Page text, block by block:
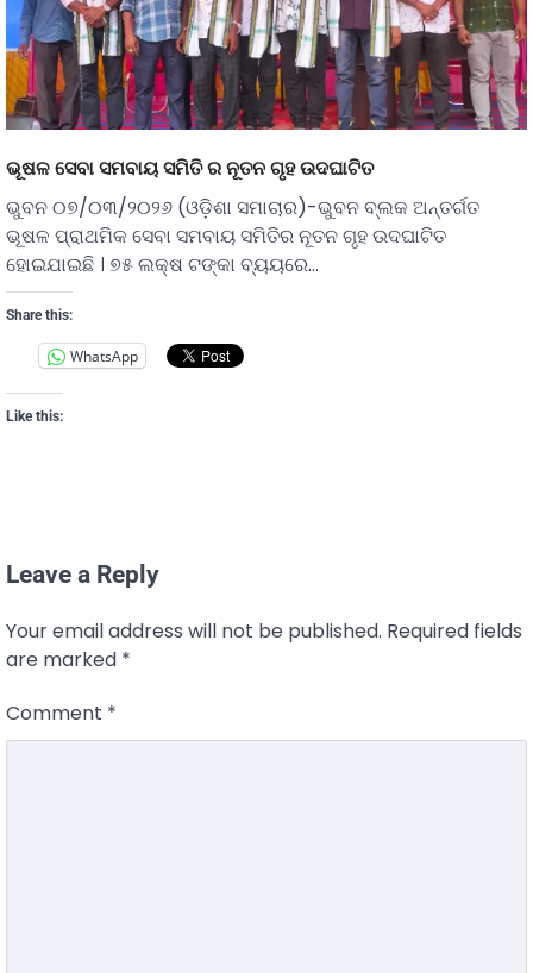
ଭୂଷଳ ସେବା ସମବାୟ ସମିତି ର ନୂତନ ଗୃହ ଉଦଘାଟିତ
ଭୁବନ ୦୭/୦୩/୨୦୨୬ (ଓଡ଼ିଶା ସମାଚାର)-ଭୁବନ ବ୍ଲକ ଅନ୍ତର୍ଗତ
ଭୂଷଳ ପ୍ରାଥମିକ ସେବା ସମବାୟ ସମିତିର ନୂତନ ଗୃହ ଉଦଘାଟିତ
ହୋଇଯାଇଛି । ୭୫ ଲକ୍ଷ ଟଙ୍କା ବ୍ୟୟରେ…
Share this:
WhatsApp
Like this:
Leave a Reply
Your email address will not be published. Required fields
are marked *
Comment *